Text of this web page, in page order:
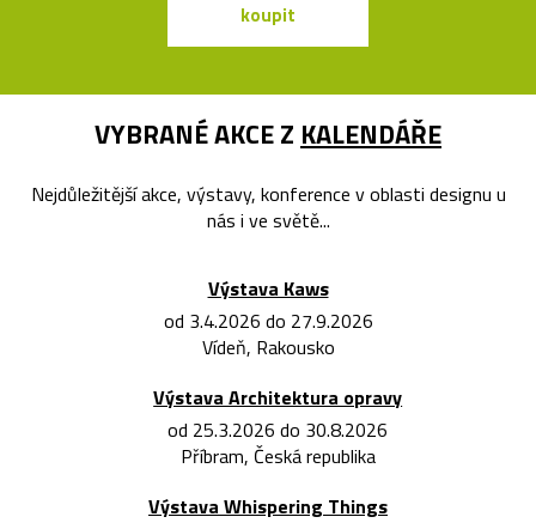
koupit
VYBRANÉ AKCE Z KALENDÁŘE
Nejdůležitější akce, výstavy, konference v oblasti designu u
nás i ve světě...
Výstava Kaws
od 3.4.2026 do 27.9.2026
Vídeň, Rakousko
Výstava Architektura opravy
od 25.3.2026 do 30.8.2026
Příbram, Česká republika
Výstava Whispering Things